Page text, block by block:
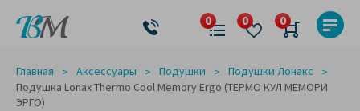
Главная Аксессуары Подушки
Подушки Лонакс
Подушка Lonax Thermo Cool Memory Ergo (ТЕРМО КУЛ МЕМОРИ
ЭРГО)